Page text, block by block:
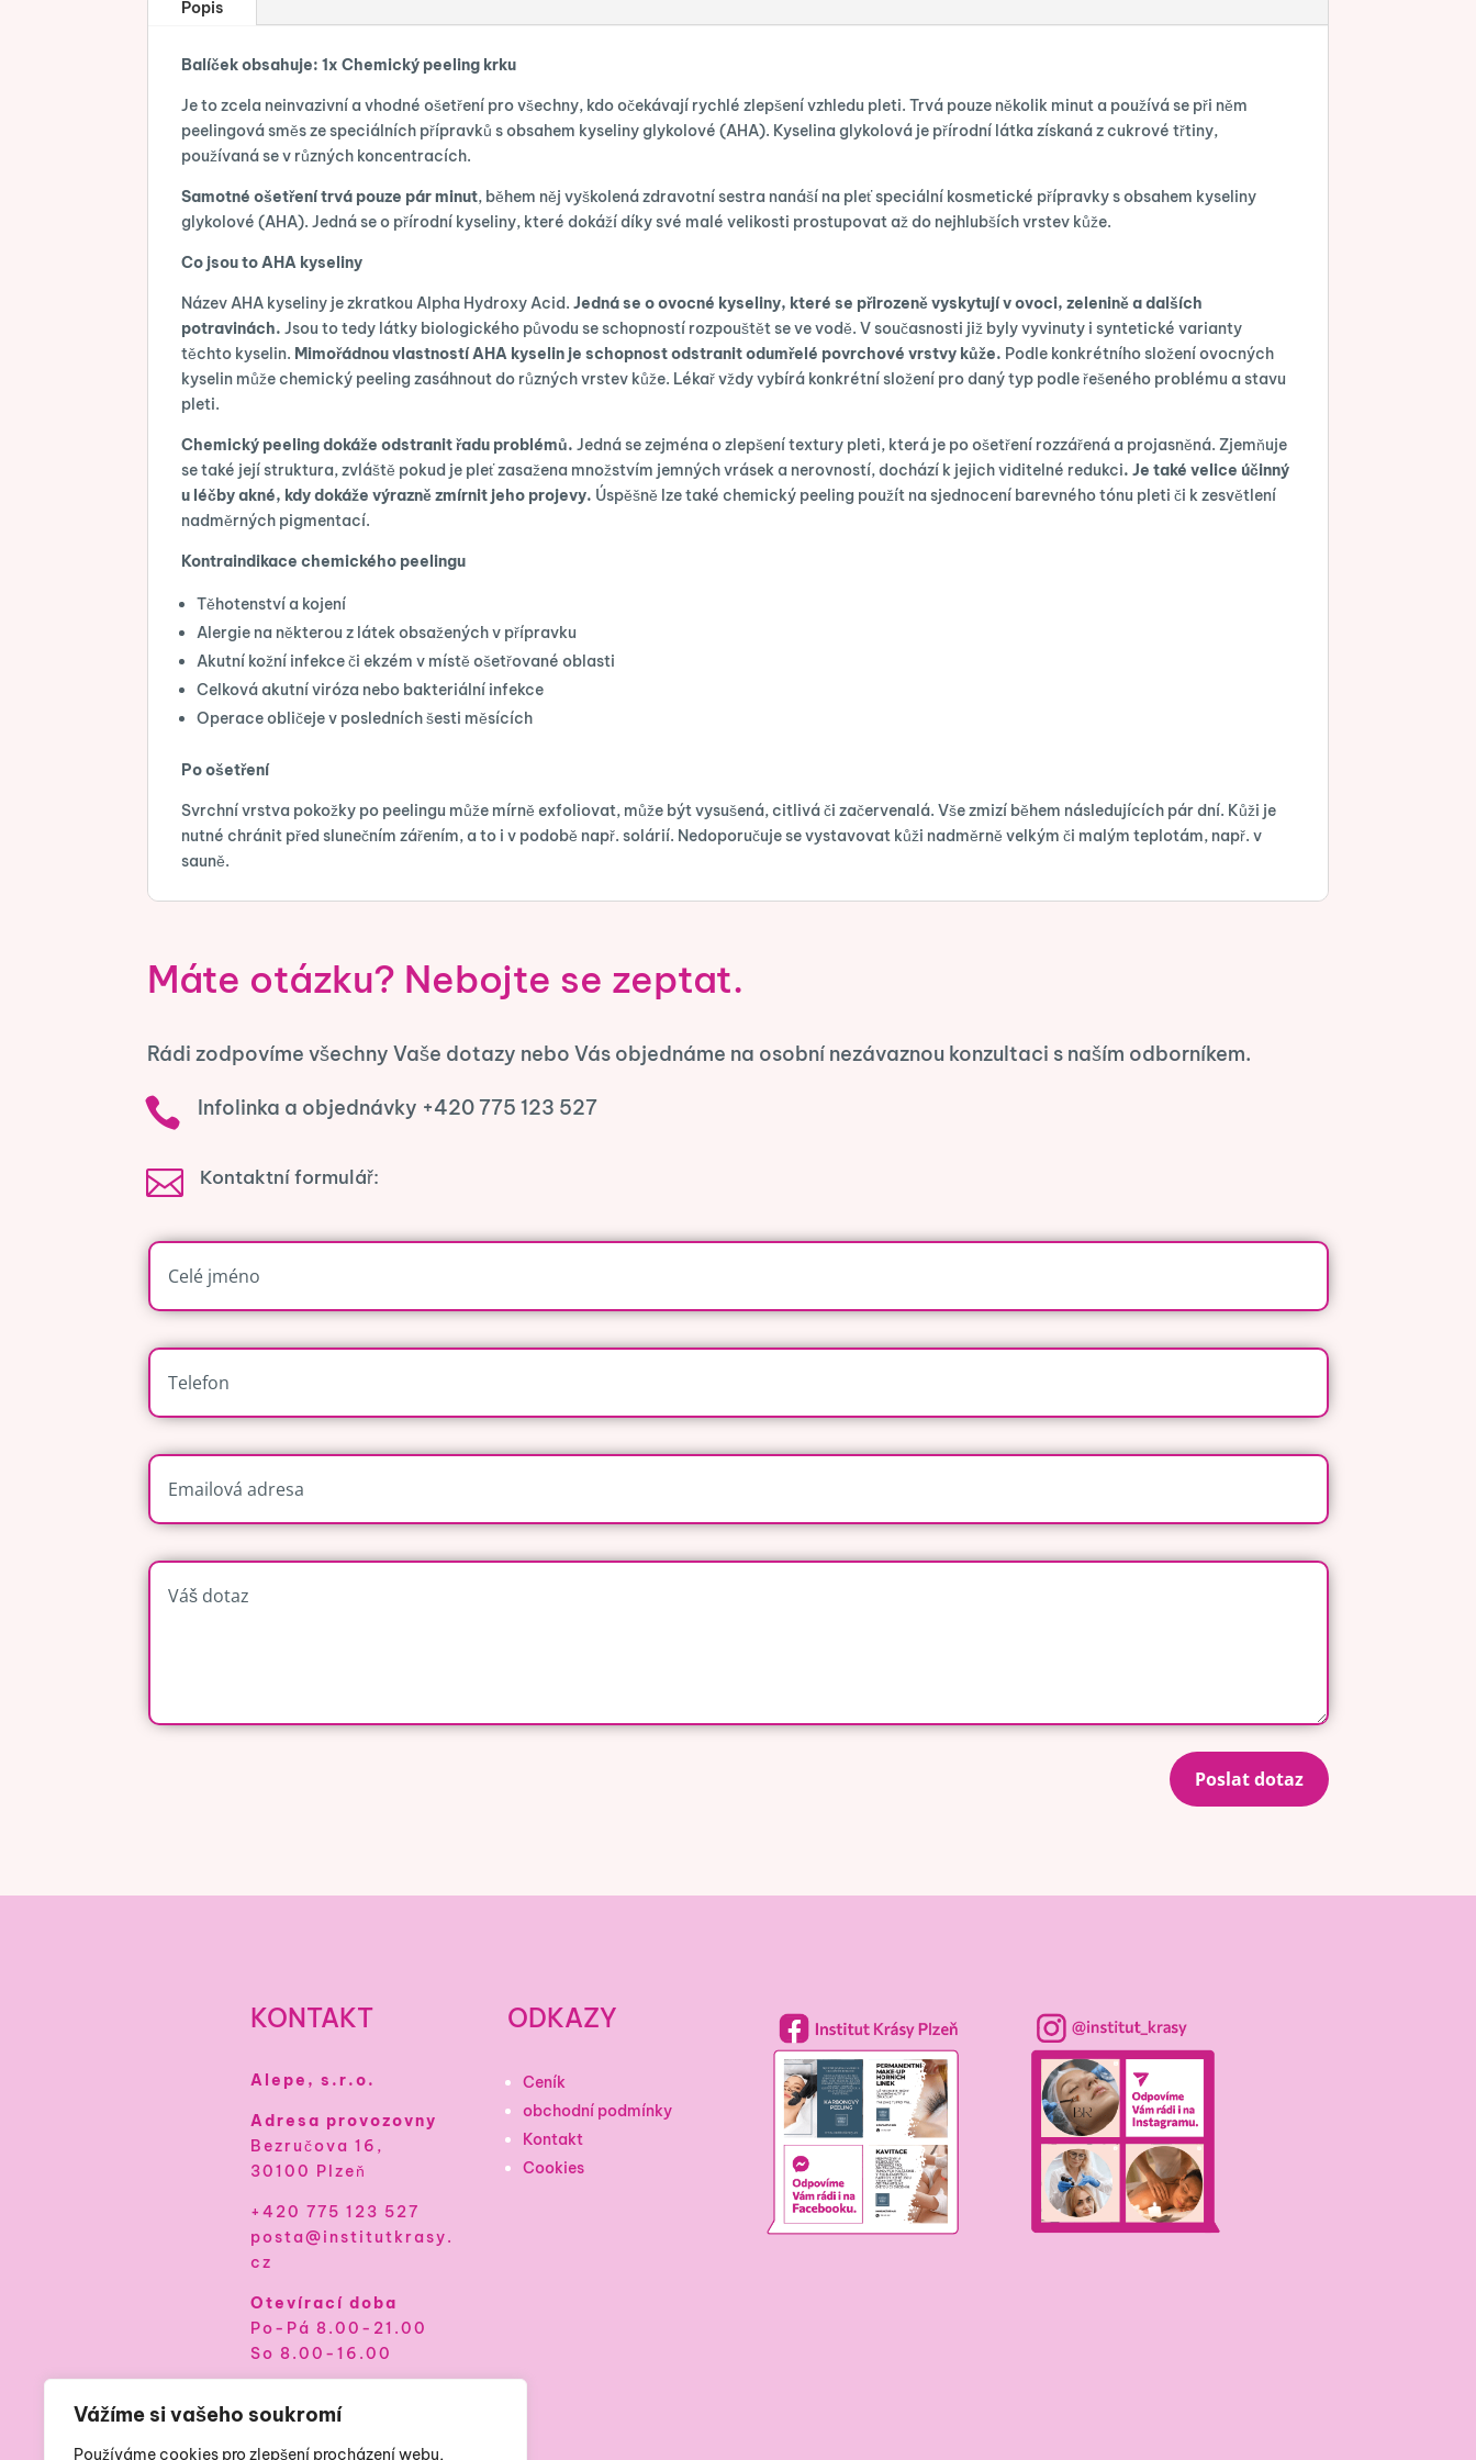
Vážíme si vašeho soukromí
Používáme cookies pro zlepšení procházení webu,
Popis
Balíček obsahuje: 1x Chemický peeling krku
Je to zcela neinvazivní a vhodné ošetření pro všechny, kdo očekávají rychlé zlepšení vzhledu pleti. Trvá pouze několik minut a používá se při něm
peelingová směs ze speciálních přípravků s obsahem kyseliny glykolové (AHA). Kyselina glykolová je přírodní látka získaná z cukrové třtiny,
používaná se v různých koncentracích.
Samotné ošetření trvá pouze pár minut, během něj vyškolená zdravotní sestra nanáší na pleť speciální kosmetické přípravky s obsahem kyseliny
glykolové (AHA). Jedná se o přírodní kyseliny, které dokáží díky své malé velikosti prostupovat až do nejhlubších vrstev kůže.
Co jsou to AHA kyseliny
Název AHA kyseliny je zkratkou Alpha Hydroxy Acid.Jedná se o ovocné kyseliny, které se přirozeně vyskytují v ovoci, zelenině a dalších
potravinách. Jsou to tedy látky biologického původu se schopností rozpouštět se ve vodě. V současnosti již byly vyvinuty i syntetické varianty
těchto kyselin. Mimořádnou vlastností AHA kyselin je schopnost odstranit odumřelé povrchové vrstvy kůže. Podle konkrétního složení ovocných
kyselin může chemický peeling zasáhnout do různých vrstev kůže. Lékař vždy vybírá konkrétní složení pro daný typ podle řešeného problému a stavu
pleti.
Chemický peeling dokáže odstranit řadu problémů. Jedná se zejména o zlepšení textury pleti, která je po ošetření rozzářená a projasněná. Zjemňuje
se také její struktura, zvláště pokud je pleť zasažena množstvím jemných vrásek a nerovností, dochází k jejich viditelné redukci. Je také velice účinný
u léčby akné, kdy dokáže výrazně zmírnit jeho projevy. Úspěšně lze také chemický peeling použít na sjednocení barevného tónu pleti či k zesvětlení
nadměrných pigmentací.
Kontraindikace chemického peelingu
Těhotenství a kojení
Alergie na některou z látek obsažených v přípravku
Akutní kožní infekce či ekzém v místě ošetřované oblasti
Celková akutní viróza nebo bakteriální infekce
Operace obličeje v posledních šesti měsících
Po ošetření
Svrchní vrstva pokožky po peelingu může mírně exfoliovat, může být vysušená, citlivá či začervenalá. Vše zmizí během následujících pár dní. Kůži je
nutné chránit před slunečním zářením, a to i v podobě např. solárií. Nedoporučuje se vystavovat kůži nadměrně velkým či malým teplotám, např. v
sauně.
Máte otázku? Nebojte se zeptat.
Rádi zodpovíme všechny Vaše dotazy nebo Vás objednáme na osobní nezávaznou konzultaci s naším odborníkem.
 Infolinka a objednávky +420 775 123 527
 Kontaktní formulář:
Poslat dotaz
KONTAKT
Alepe, s.r.o.
Adresa provozovny
Bezručova 16,
30100 Plzeň
+420 775 123 527
posta@institutkrasy.
cz
Otevírací doba
Po-Pá 8.00-21.00
So 8.00-16.00
ODKAZY
Ceník
obchodní podmínky
Kontakt
Cookies